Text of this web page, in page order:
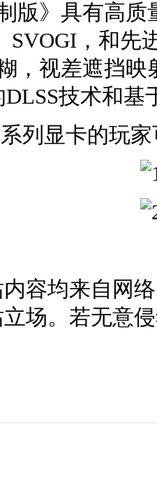
版》具有高
SVOGI，和
，视差遮挡
技术和基
列显卡的玩
内容均来自网
场。若无意